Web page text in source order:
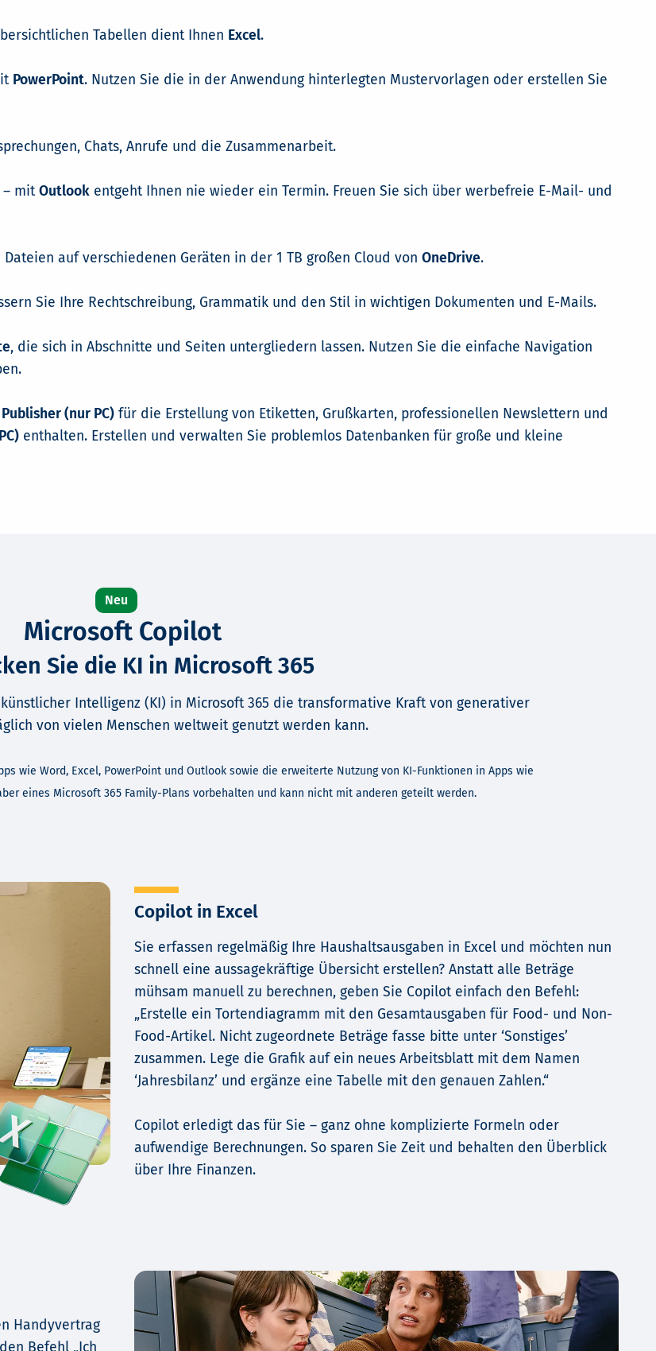
Tabellen dient Ihnen Excel.
PowerPoint. Nutzen Sie die in der Anwendung hinterlegten Mustervorlagen oder erstellen Sie
Chats, Anrufe und die Zusammenarbeit.
– mitOutlook entgeht Ihnen nie wieder ein Termin. Freuen Sie sich über werbefreie E-Mail- und
auf verschiedenen Geräten in der 1 TB großen Cloud von OneDrive.
Sie Ihre Rechtschreibung, Grammatik und den Stil in wichtigen Dokumenten und E-Mails.
, die sich in Abschnitte und Seiten untergliedern lassen. Nutzen Sie die einfache Navigation
Publisher (nur PC) für die Erstellung von Etiketten, Grußkarten, professionellen Newslettern und
enthalten. Erstellen und verwalten Sie problemlos Datenbanken für große und kleine
Microsoft Copilot
Sie die KI in Microsoft 365
Intelligenz (KI) in Microsoft 365 die transformative Kraft von generativer
von vielen Menschen weltweit genutzt werden kann.
wie Word, Excel, PowerPoint und Outlook sowie die erweiterte Nutzung von KI-Funktionen in Apps wie
eines Microsoft 365 Family-Plans vorbehalten und kann nicht mit anderen geteilt werden.
Copilot in Excel
Sie erfassen regelmäßig Ihre Haushaltsausgaben in Excel und möchten nun
schnell eine aussagekräftige Übersicht erstellen? Anstatt alle Beträge
mühsam manuell zu berechnen, geben Sie Copilot einfach den Befehl:
„Erstelle ein Tortendiagramm mit den Gesamtausgaben für Food- und Non-
Food-Artikel. Nicht zugeordnete Beträge fasse bitte unter ‘Sonstiges’
zusammen. Lege die Grafik auf ein neues Arbeitsblatt mit dem Namen
‘Jahresbilanz’ und ergänze eine Tabelle mit den genauen Zahlen.“
Copilot erledigt das für Sie – ganz ohne komplizierte Formeln oder
aufwendige Berechnungen. So sparen Sie Zeit und behalten den Überblick
über Ihre Finanzen.
Handyvertrag
Befehl „Ich